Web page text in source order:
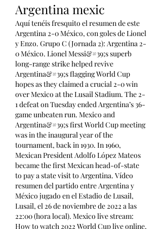
Argentina mexic
Aquí tenéis fresquito el resumen de este
Argentina 2-0 México, con goles de Lionel
y Enzo. Grupo C (Jornada 2): Argentina 2-
0 México. Lionel Messi&#39;s superb
long-range strike helped revive
Argentina&#39;s flagging World Cup
hopes as they claimed a crucial 2-0 win
over Mexico at the Lusail Stadium. The 2-
1 defeat on Tuesday ended Argentina’s 36-
game unbeaten run. Mexico and
Argentina&#39;s first World Cup meeting
was in the inaugural year of the
tournament, back in 1930. In 1960,
Mexican President Adolfo López Mateos
became the first Mexican head-of-state
to pay a state visit to Argentina. Vídeo
resumen del partido entre Argentina y
México jugado en el Estadio de Lusail,
Lusail, el 26 de noviembre de 2022 a las
22:00 (hora local). Mexico live stream:
How to watch 2022 World Cup live online,